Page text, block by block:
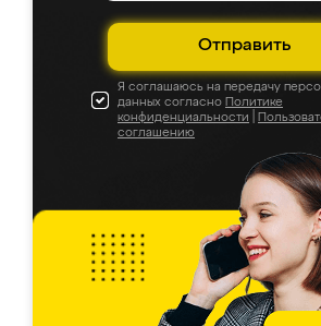
Отправить
Я соглашаюсь на передачу
данных согласно Политике
конфиденциальности
соглашению